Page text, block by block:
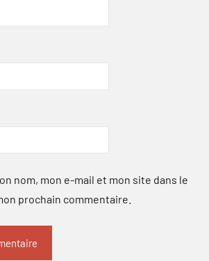
nom, mon e-mail et mon site dans le
prochain commentaire.